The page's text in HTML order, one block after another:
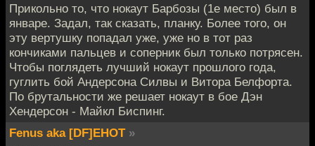
Прикольно то, что нокаут Барбозы (1е место) был в
январе. Задал, так сказать, планку. Более того, он
эту вертушку попадал уже, уже но в тот раз
кончиками пальцев и соперник был только потрясен.
Чтобы поглядеть лучший нокаут прошлого года,
гуглить бой Андерсона Силвы и Витора Белфорта.
По брутальности же решает нокаут в бое Дэн
Хендерсон - Майкл Биспинг.
Fenus aka [DF]EHOT »